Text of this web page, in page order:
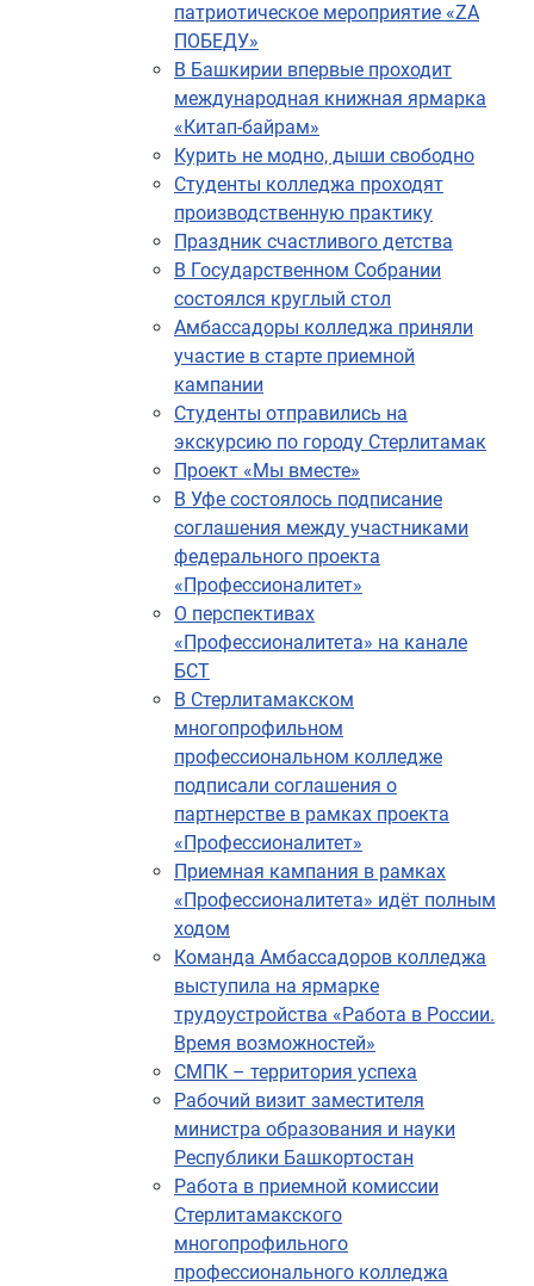
патриотическое мероприятие «ZА
ПОБЕДУ»
В Башкирии впервые проходит
международная книжная ярмарка
«Китап-байрам»
Курить не модно, дыши свободно
Студенты колледжа проходят
производственную практику
Праздник счастливого детства
В Государственном Собрании
состоялся круглый стол
Амбассадоры колледжа приняли
участие в старте приемной
кампании
Студенты отправились на
экскурсию по городу Стерлитамак
Проект «Мы вместе»
В Уфе состоялось подписание
соглашения между участниками
федерального проекта
«Профессионалитет»
О перспективах
«Профессионалитета» на канале
БСТ
В Стерлитамакском
многопрофильном
профессиональном колледже
подписали соглашения о
партнерстве в рамках проекта
«Профессионалитет»
Приемная кампания в рамках
«Профессионалитета» идёт полным
ходом
Команда Амбассадоров колледжа
выступила на ярмарке
трудоустройства «Работа в России.
Время возможностей»
СМПК – территория успеха
Рабочий визит заместителя
министра образования и науки
Республики Башкортостан
Работа в приемной комиссии
Стерлитамакского
многопрофильного
профессионального колледжа